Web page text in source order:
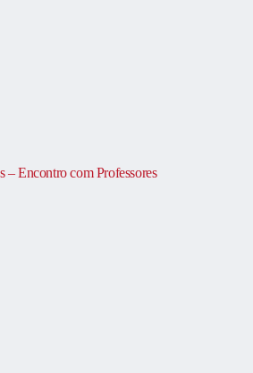
– Encontro com Professores